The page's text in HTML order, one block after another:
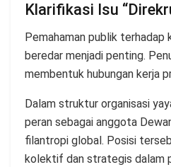
Klarifikasi Isu
Pemahaman publik terhadap
beredar menjadi penting.
membentuk hubungan kerja
Dalam struktur organisasi
peran sebagai anggota
filantropi global. Posisi
kolektif dan strategis dalam